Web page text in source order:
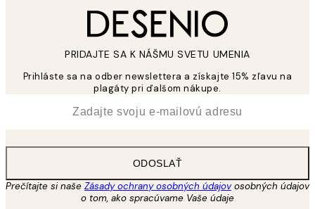
PRIDAJTE SA K NÁŠMU SVETU UMENIA
Prihláste sa na odber newslettera a získajte 15% zľavu na
plagáty pri ďalšom nákupe.
ODOSLAŤ
Prečítajte si naše Zásady ochrany osobných údajovosobných údajov
o tom, ako spracúvame Vaše údaje